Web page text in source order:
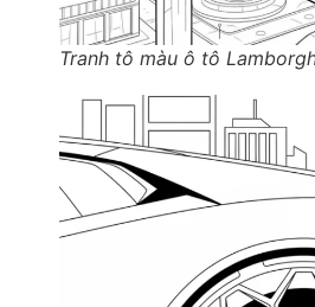
Tranh tô màu ô tô